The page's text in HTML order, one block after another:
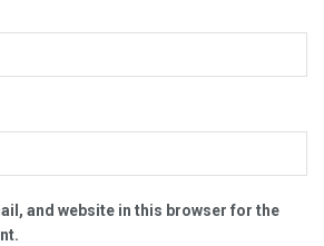
and website in this browser for the